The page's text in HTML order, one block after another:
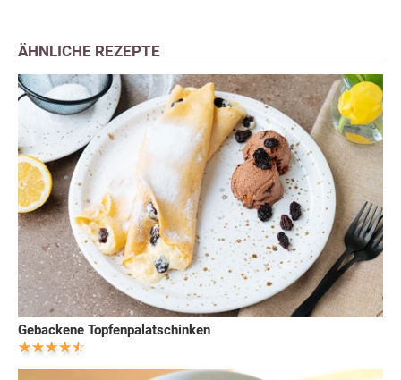
ÄHNLICHE REZEPTE
Gebackene Topfenpalatschinken